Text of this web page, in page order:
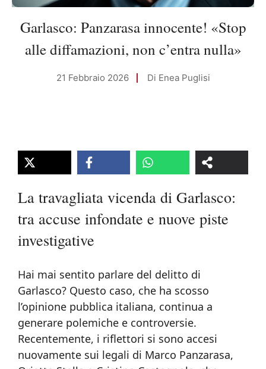
Garlasco: Panzarasa innocente! «Stop
alle diffamazioni, non c’entra nulla»
21 Febbraio 2026 Di Enea Puglisi
La travagliata vicenda di Garlasco:
tra accuse infondate e nuove piste
investigative
Hai mai sentito parlare del delitto di
Garlasco? Questo caso, che ha scosso
l’opinione pubblica italiana, continua a
generare polemiche e controversie.
Recentemente, i riflettori si sono accesi
nuovamente sui legali di Marco Panzarasa,